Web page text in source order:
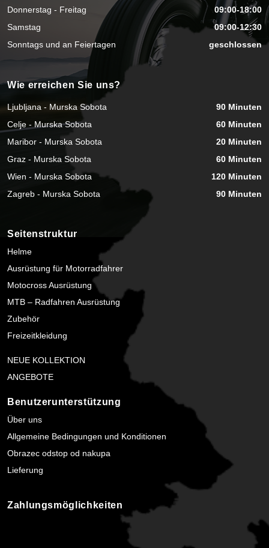
Donnerstag - Freitag
09:00-18:00
Samstag
09:00-12:30
Sonntags und an Feiertagen
geschlossen
Wie erreichen Sie uns?
Ljubljana - Murska Sobota
90 Minuten
Celje - Murska Sobota
60 Minuten
Maribor - Murska Sobota
20 Minuten
Graz - Murska Sobota
60 Minuten
Wien - Murska Sobota
120 Minuten
Zagreb - Murska Sobota
90 Minuten
Seitenstruktur
Helme
Ausrüstung für Motorradfahrer
Motocross Ausrüstung
MTB – Radfahren Ausrüstung
Zubehör
Freizeitkleidung
NEUE KOLLEKTION
ANGEBOTE
Benutzerunterstützung
Über uns
Allgemeine Bedingungen und Konditionen
Obrazec odstop od nakupa
Lieferung
Zahlungsmöglichkeiten